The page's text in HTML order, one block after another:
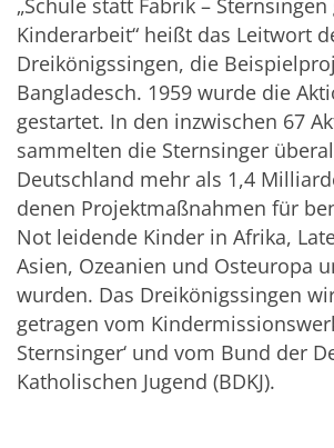
„Schule statt Fabrik – Sternsingen
Kinderarbeit“ heißt das Leitwort
Dreikönigssingen, die
Bangladesch. 1959 wurde die
gestartet. In den inzwischen 67
sammelten die Sternsinger
Deutschland mehr als 1,4
denen Projektmaßnahmen für
Not leidende Kinder in Afrika,
Asien, Ozeanien und Osteuropa
wurden. Das Dreikönigssingen
getragen vom
Sternsinger‘ und vom Bund der
Katholischen Jugend (BDKJ).